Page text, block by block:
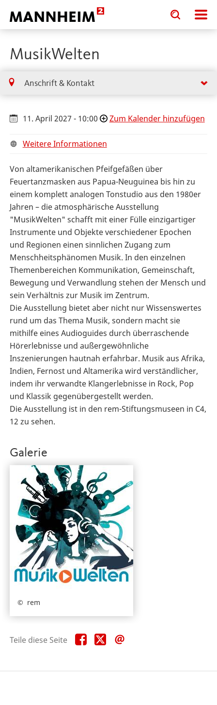
Toggle
search
input
Toggle
search
input
MusikWelten
Anschrift & Kontakt
11. April 2027 - 10:00 Zum Kalender hinzufügen
Weitere Informationen
Von altamerikanischen Pfeifgefäßen über
Feuertanzmasken aus Papua-Neuguinea bis hin zu
einem komplett analogen Tonstudio aus den 1980er
Jahren – die atmosphärische Ausstellung
"MusikWelten" schafft mit einer Fülle einzigartiger
Instrumente und Objekte verschiedener Epochen
und Regionen einen sinnlichen Zugang zum
Menschheitsphänomen Musik. In den einzelnen
Themenbereichen Kommunikation, Gemeinschaft,
Bewegung und Verwandlung stehen der Mensch und
sein Verhältnis zur Musik im Zentrum.
Die Ausstellung bietet aber nicht nur Wissenswertes
rund um das Thema Musik, sondern macht sie
mithilfe eines Audioguides durch überraschende
Hörerlebnisse und außergewöhnliche
Inszenierungen hautnah erfahrbar. Musik aus Afrika,
Indien, Fernost und Altamerika wird verständlicher,
indem ihr verwandte Klangerlebnisse in Rock, Pop
und Klassik gegenübergestellt werden.
Die Ausstellung ist in den rem-Stiftungsmuseen in C4,
12 zu sehen.
Galerie
rem
Teile diese Seite Teile
diese
Teile
diese